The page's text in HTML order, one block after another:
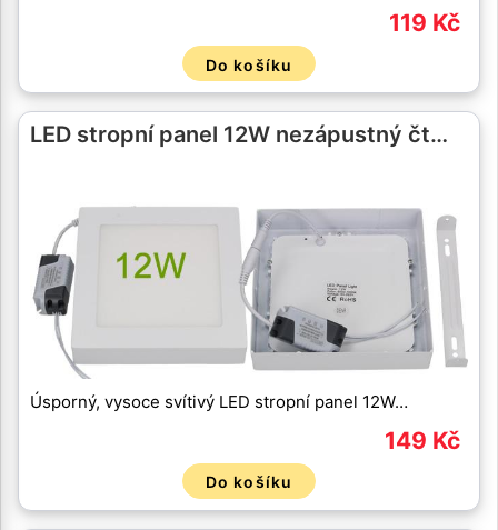
119 Kč
Do košíku
LED stropní panel 12W nezápustný čt…
Úsporný, vysoce svítivý LED stropní panel 12W…
149 Kč
Do košíku